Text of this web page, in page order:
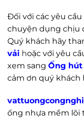
Đối với các yêu
chuyện dụng chịu
Quý khách hãy
vải hoặc với yêu
xem sang Ống
cảm ơn quý khách
ống nhựa mềm lõi